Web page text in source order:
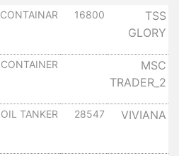
TSS
GLORY
16800
CONTAINAR
MSC
TRADER_2
CONTAINER
VIVIANA
28547
OIL TANKER